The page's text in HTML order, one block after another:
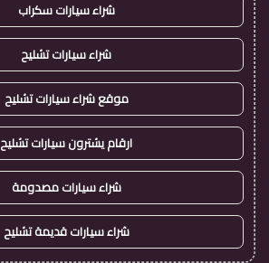
شراء سيارات سكراب
شراء سيارات تشليح
موقع شراء سيارات تشليح
ارقام يشترون سيارات تشليح
شراء سيارات مصدومة
شراء سيارات قديمة تشليح